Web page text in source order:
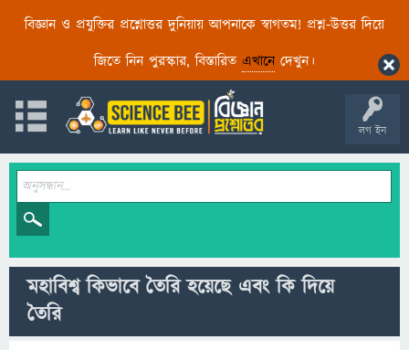
বিজ্ঞান ও প্রযুক্তির প্রশ্নোত্তর দুনিয়ায় আপনাকে স্বাগতম! প্রশ্ন-উত্তর দিয়ে
জিতে নিন পুরস্কার, বিস্তারিত এখানেদেখুন।
লগ ইন
মহাবিশ্ব কিভাবে তৈরি হয়েছে এবং কি দিয়ে
তৈরি